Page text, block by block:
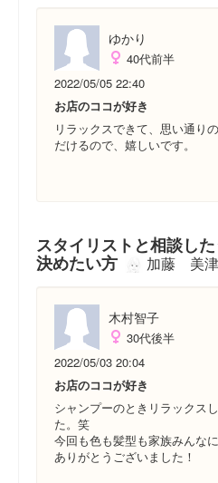
ゆかり
40代前半
2022/05/05 22:40
お店のココが好き
リラックスできて、思い通り
だけるので、嬉しいです。
スタイリストと相談し
決めたい方 加藤 美津
木村智子
30代後半
2022/05/03 20:04
お店のココが好き
シャンプーのときリラックス
た。笑
今回も色も髪型も家族みんな
ありがとうございました！